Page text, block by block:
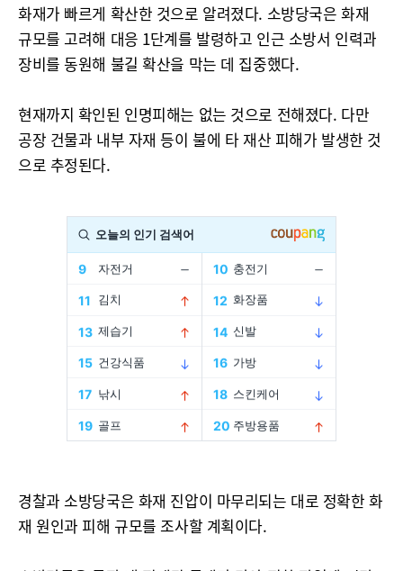
화재가 빠르게 확산한 것으로 알려졌다. 소방당국은 화재
규모를 고려해 대응 1단계를 발령하고 인근 소방서 인력과
장비를 동원해 불길 확산을 막는 데 집중했다.
현재까지 확인된 인명피해는 없는 것으로 전해졌다. 다만
공장 건물과 내부 자재 등이 불에 타 재산 피해가 발생한 것
으로 추정된다.
경찰과 소방당국은 화재 진압이 마무리되는 대로 정확한 화
재 원인과 피해 규모를 조사할 계획이다.